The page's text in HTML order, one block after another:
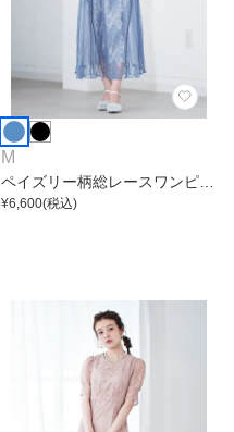
M
ペイズリー柄総レースワンピー
ス
¥6,600(税込)